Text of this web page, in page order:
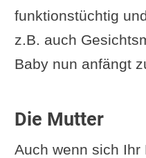
funktionstüchtig
z.B. auch
Baby nun anfängt
Die Mutter
Auch wenn sich Ihr